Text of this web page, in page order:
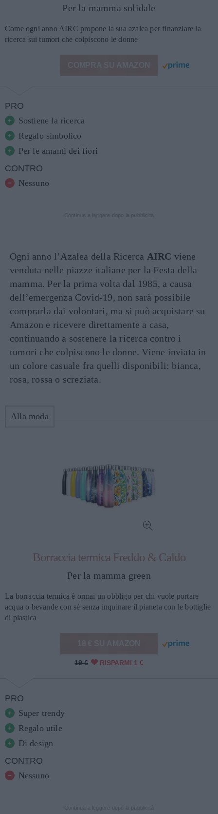
Per la mamma solidale
Come ogni anno AIRC propone la sua azalea per finanziare la
ricerca sui tumori che colpiscono le donne
PRO
Sostiene la ricerca
Regalo simbolico
Per le amanti dei fiori
CONTRO
Nessuno
Ogni anno l’Azalea della Ricerca AIRC viene
venduta nelle piazze italiane per la Festa della
mamma. Per la prima volta dal 1985, a causa
dell’emergenza Covid-19, non sarà possibile
comprarla dai volontari, ma si può acquistare su
Amazon e ricevere direttamente a casa,
continuando a sostenere la ricerca contro i
tumori che colpiscono le donne. Viene inviata in
un colore casuale fra quelli disponibili: bianca,
rosa, rossa o screziata.
Alla moda
Borraccia termica Freddo & Caldo
Per la mamma green
La borraccia termica è ormai un obbligo per chi vuole portare
acqua o bevande con sé senza inquinare il pianeta con le bottiglie
di plastica
19 € RISPARMI 1 €
PRO
Super trendy
Regalo utile
Di design
CONTRO
Nessuno